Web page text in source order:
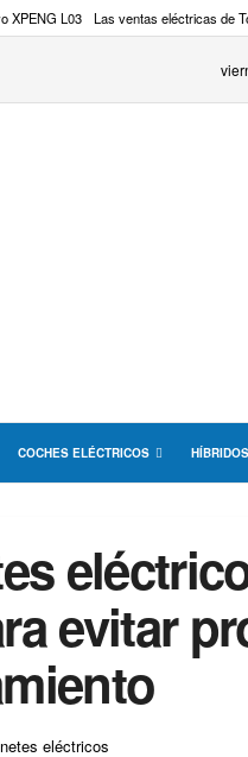
XPENG L03 Las ventas eléctricas de
COCHES ELÉCTRICOS
evitar
eléctricos